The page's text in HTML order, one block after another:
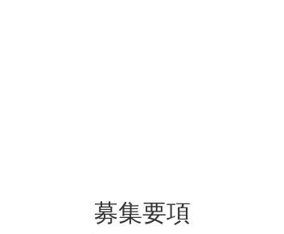
募集要項